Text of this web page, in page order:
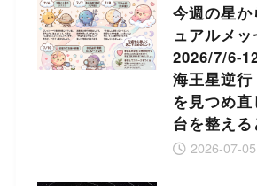
今週の星
ュアルメ
2026/7/6-
海王星逆
を見つめ
台を整える
2026-07-05